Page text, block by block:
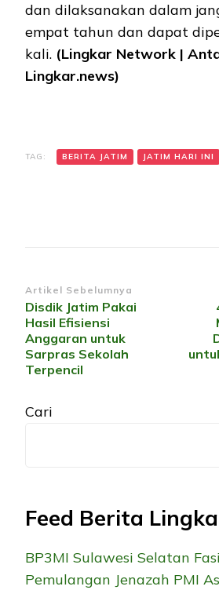
dan dilaksanakan dalam
empat tahun dan dapat
kali. (Lingkar Network |
Lingkar.news)
TAG: BERITA JATIM JATIM HARI INI
Navigasi
Artikel
Artikel Sebelumnya
Disdik Jatim Pakai
Hasil Efisiensi
Anggaran untuk
Sarpras Sekolah
Terpencil
Cari
Feed Berita
BP3MI Sulawesi Selatan
Pemulangan Jenazah PMI